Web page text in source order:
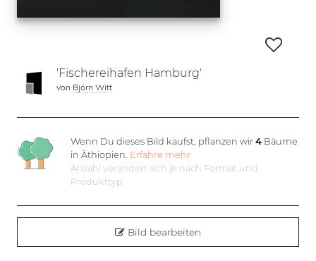
'Fischereihafen Hamburg'
von Björn Witt
Wenn Du dieses Bild kaufst, pflanzen wir4 Bäume
in Äthiopien. Erfahre mehr
Anzahl verändert sich je nach Format und
Produkttyp
Bild bearbeiten